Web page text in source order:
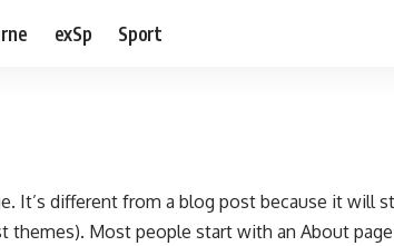
exSp Sport
It’s different from a blog post because it will
themes). Most people start with an About